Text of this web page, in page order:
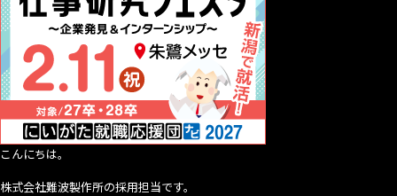
地
鎮
を
執
り
行
い
し
こんにちは。
株式会社難波製作所の採用担当です。